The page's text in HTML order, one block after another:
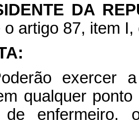
DA
o artigo 87, item
exercer
qualquer
enfermeiro,